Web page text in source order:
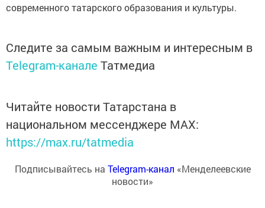
современного татарского образования и культуры.
Следите за самым важным и интересным в
Telegram-канале Татмедиа
Читайте новости Татарстана в
национальном мессенджере MАХ:
https://max.ru/tatmedia
Подписывайтесь на Telegram-канал «Менделеевские
новости»